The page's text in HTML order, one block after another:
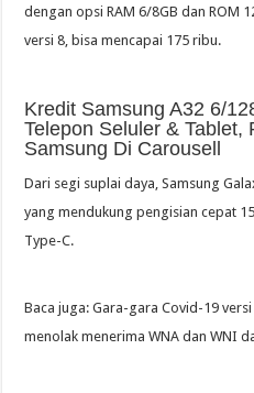
dengan opsi RAM 6/8GB dan ROM
versi 8, bisa mencapai 175 ribu.
Kredit Samsung A32 6/
Telepon Seluler & Tablet,
Samsung Di Carousell
Dari segi suplai daya, Samsung
yang mendukung pengisian cepat
Type-C.
Baca juga: Gara-gara Covid-19
menolak menerima WNA dan WNI